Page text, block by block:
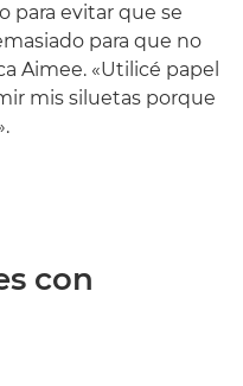
evitar que se
para que no
Aimee. «Utilicé papel
mis siluetas porque
con